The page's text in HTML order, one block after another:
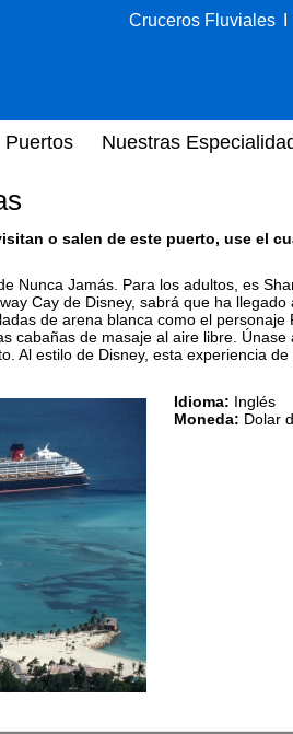
Cruceros Fluviales
Puertos Nuestras
o salen de este puerto, use el
Nunca Jamás. Para los adultos, es
Cay de Disney, sabrá que ha
de arena blanca como el personaje
cabañas de masaje al aire libre.
Al estilo de Disney, esta experiencia
Idioma: Inglés
Moneda: Dolar